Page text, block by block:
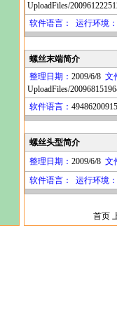
UploadFiles/
软件语言：
运行环境：
螺丝末端简介
整理日期： 2009/6/8 文
UploadFiles/
软件语言：
螺丝头型简介
整理日期： 2009/6/8 文
软件语言：
运行环境：
首页